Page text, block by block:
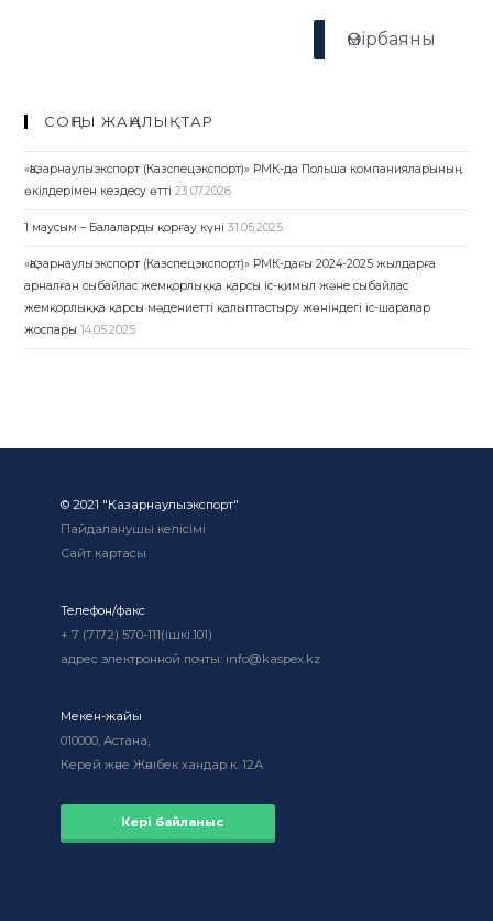
Өмірбаяны
СОҢҒЫ ЖАҢАЛЫҚТАР
«Қазарнаулыэкспорт (Казспецэкспорт)» РМК-да Польша компанияларының
өкілдерімен кездесу өтті 23.07.2026
1 маусым – Балаларды қорғау күні 31.05.2025
«Қазарнаулыэкспорт (Казспецэкспорт)» РМК-дағы 2024-2025 жылдарға
арналған сыбайлас жемқорлыққа қарсы іс-қимыл және сыбайлас
жемқорлыққа қарсы мәдениетті қалыптастыру жөніндегі іс-шаралар
жоспары 14.05.2025
© 2021 "Казарнаулыэкспорт"
Пайдаланушы келісімі
Сайт картасы
Телефон/факс
+ 7 (7172) 570-111(ішкі.101)
адрес электронной почты: info@kaspex.kz
Мекен-жайы
010000, Астана,
Керей және Жәнібек хандар к. 12А
Кері байланыс